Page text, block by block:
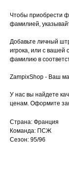
Чтобы приобрести
фамилией,
Добавьте личный
игрока, или с вашей
фамилию в
ZampixShop - Ваш
У нас вы найдете
ценам. Оформите
Страна: Франция
Команда: ПСЖ
Сезон: 95/96